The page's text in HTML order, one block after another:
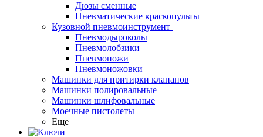
Дюзы сменные
Пневматические краскопульты
Кузовной пневмоинструмент
Пневмодыроколы
Пневмолобзики
Пневмоножи
Пневмоножовки
Машинки для притирки клапанов
Машинки полировальные
Машинки шлифовальные
Моечные пистолеты
Еще